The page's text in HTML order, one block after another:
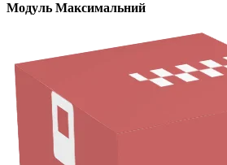
Модуль Максимальний